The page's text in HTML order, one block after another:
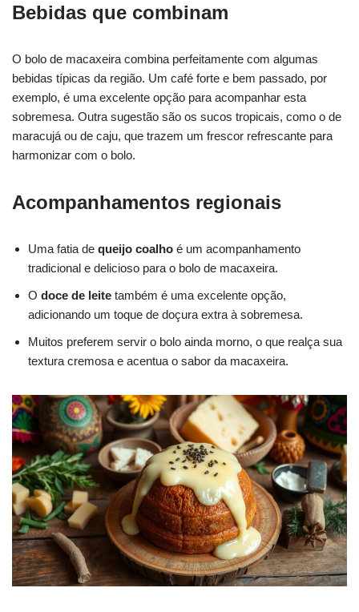
Bebidas que combinam
O bolo de macaxeira combina perfeitamente com algumas
bebidas típicas da região. Um café forte e bem passado, por
exemplo, é uma excelente opção para acompanhar esta
sobremesa. Outra sugestão são os sucos tropicais, como o de
maracujá ou de caju, que trazem um frescor refrescante para
harmonizar com o bolo.
Acompanhamentos regionais
Uma fatia de queijo coalho é um acompanhamento
tradicional e delicioso para o bolo de macaxeira.
O doce de leite também é uma excelente opção,
adicionando um toque de doçura extra à sobremesa.
Muitos preferem servir o bolo ainda morno, o que realça sua
textura cremosa e acentua o sabor da macaxeira.